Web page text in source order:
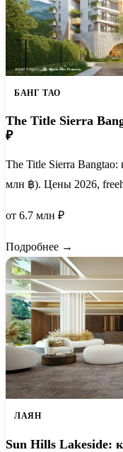
БАНГ ТАО
The Title Sierra
₽
The Title Sierra
млн ฿). Цены 2026,
от 6.7 млн ₽
Подробнее →
ЛАЯН
Sun Hills Lakeside: